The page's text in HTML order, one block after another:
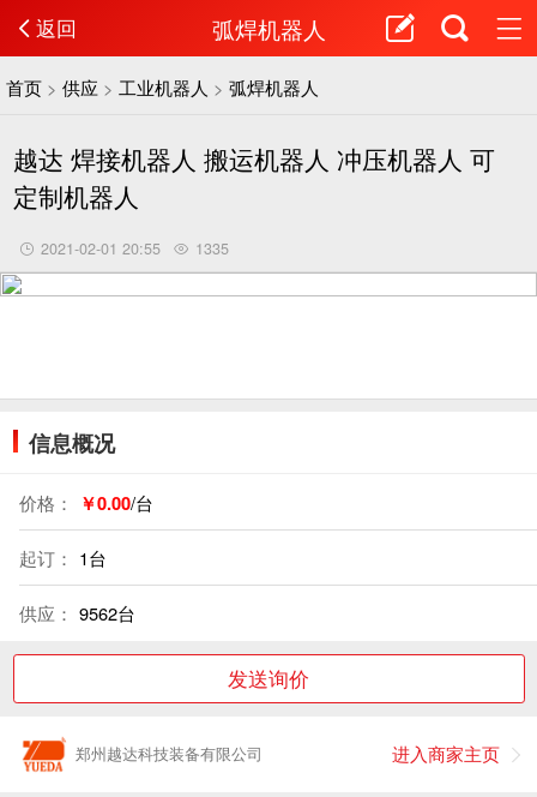
返回 弧焊机器人
首页 >供应 >工业机器人 >弧焊机器人
越达 焊接机器人 搬运机器人 冲压机器人 可
定制机器人
2021-02-01 20:55 1335
信息概况
价格： ￥0.00/台
起订： 1台
供应： 9562台
发送询价
郑州越达科技装备有限公司 进入商家主页